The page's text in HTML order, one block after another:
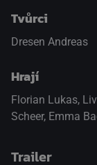
Tvůrci
Dresen Andreas
Hrají
Florian Lukas,
Scheer, Emma
Trailer